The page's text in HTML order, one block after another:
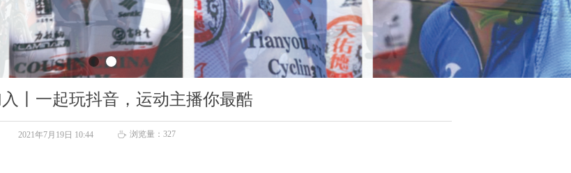
丨一起玩抖音，运动主播你最酷
2021年7月19日 10:44 ꄘ 浏览量： 327